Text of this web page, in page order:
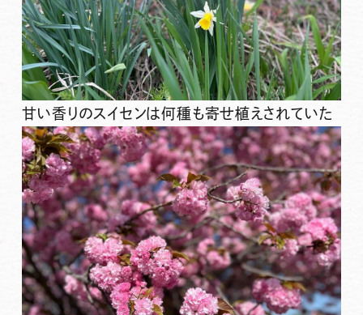
甘い香りのスイセンは何種も寄せ植えされていた